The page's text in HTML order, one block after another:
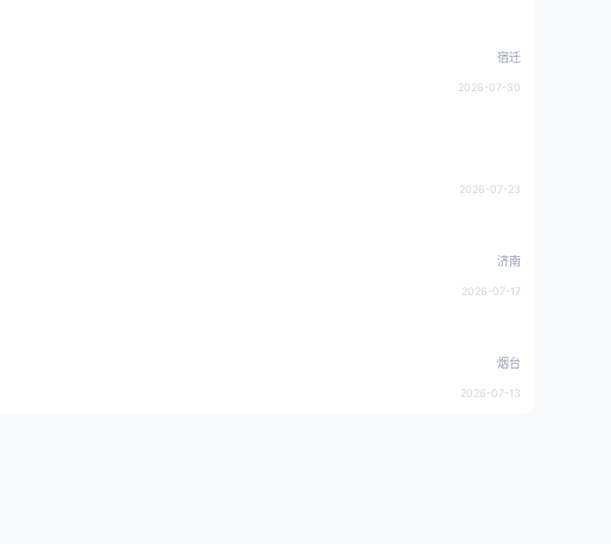
宿迁
2026-07-30
2026-07-23
济南
2026-07-17
烟台
2026-07-13